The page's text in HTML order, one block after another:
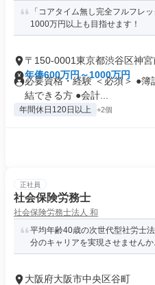
「コアタイム無し完全フルフレ
1000万円以上も目指せます！
〒150-0001東京都渋谷区神宮
年俸600万円～1000万円
必要資格・経験 ＜必須＞ ●
結できる方 ●会計...
年間休日120日以上 +2個
正社員
社会保険労務士
社会保険労務士法人 和
平均年齢40歳の次世代型社労士
分のキャリアを実現させませんか
大阪府大阪市中央区谷町